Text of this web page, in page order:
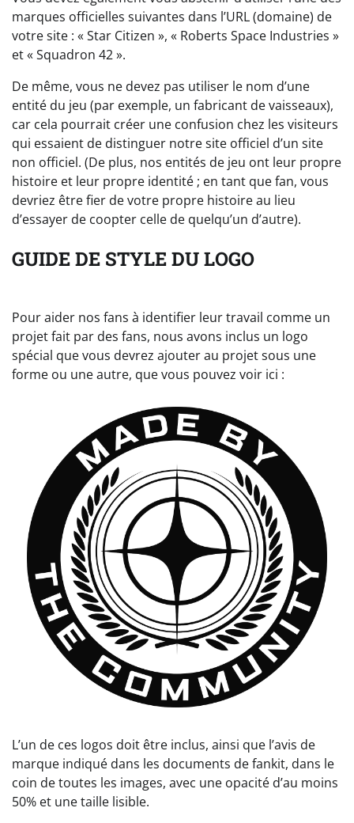
marques officielles suivantes dans l’URL (domaine) de
votre site : « Star Citizen », « Roberts Space Industries »
et « Squadron 42 ».
De même, vous ne devez pas utiliser le nom d’une
entité du jeu (par exemple, un fabricant de vaisseaux),
car cela pourrait créer une confusion chez les visiteurs
qui essaient de distinguer notre site officiel d’un site
non officiel. (De plus, nos entités de jeu ont leur propre
histoire et leur propre identité ; en tant que fan, vous
devriez être fier de votre propre histoire au lieu
d’essayer de coopter celle de quelqu’un d’autre).
GUIDE DE STYLE DU LOGO
Pour aider nos fans à identifier leur travail comme un
projet fait par des fans, nous avons inclus un logo
spécial que vous devrez ajouter au projet sous une
forme ou une autre, que vous pouvez voir ici :
L’un de ces logos doit être inclus, ainsi que l’avis de
marque indiqué dans les documents de fankit, dans le
coin de toutes les images, avec une opacité d’au moins
50% et une taille lisible.